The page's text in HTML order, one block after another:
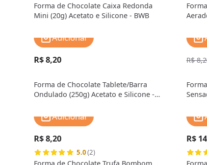
Forma de Chocolate Caixa Redonda
Mini (20g) Acetato e Silicone - BWB
R$ 8,20
Forma de Chocolate Tablete/Barra
Ondulado (250g) Acetato e Silicone -
Adicionar
R$
R$ 8,20
5.0(2)
Forma de Chocolate Trufa Bombom
Adicionar
R$